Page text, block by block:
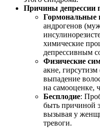
Причины
Гормональные
андрогенов
химические
депрессивным
Физические
акне,
выпадение
на самооценке,
Бесплодие:
быть причиной
вызывая у
тревоги.